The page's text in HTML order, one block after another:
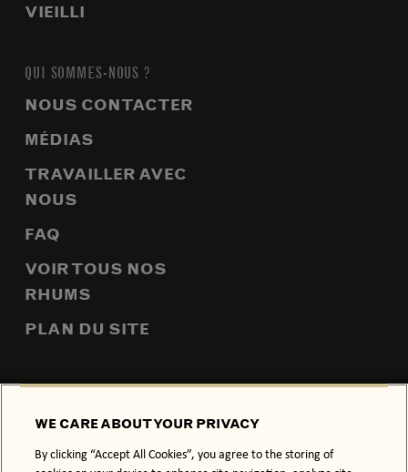
VIEILLI
QUI SOMMES-NOUS ?
NOUS CONTACTER
MÉDIAS
TRAVAILLER AVEC
NOUS
FAQ
VOIR TOUS NOS
RHUMS
PLAN DU SITE
WE CARE ABOUT YOUR PRIVACY
By clicking “Accept All Cookies”, you agree to the storing of